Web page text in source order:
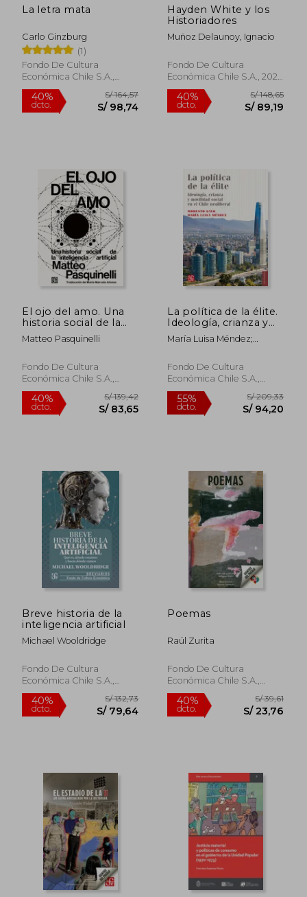
40%
dcto.
La letra mata
Carlo Ginzburg
(1)
Fondo De Cultura
Económica Chile S.A.,
2024, Tapa Blanda, Nuevo
40%
dcto. S/ 98,74
Hayden White y los
Historiadores
Muñoz Delaunoy, Ignacio
Fondo De Cultura
Económica Chile S.A., 2021,
Tapa Blanda, Nuevo
40%
dcto. S/
El ojo del amo. Una
historia social de la
inteligencia artificial
Matteo Pasquinelli
Fondo De Cultura
Económica Chile S.A.,
2025, 1 Edición, Tapa
Blanda, Nuevo
40% S/ 139,42
La política de la élite.
Ideología, crianza y
movilidad social en el
Chile Neoliberal
María Luisa Méndez;
Fondo De Cultura
Económica Chile S.A.,
2025, 1 Edición, Tapa
Blanda, Nuevo
55% S/
Breve historia de la
inteligencia artificial
Michael Wooldridge
Fondo De Cultura
Económica Chile S.A.,
2026, Tapa Blanda, Nuevo
Poemas
Raúl Zurita
Fondo De Cultura
Económica Chile S.A.,
2024, 1 Edición, Tapa
Blanda, Nuevo